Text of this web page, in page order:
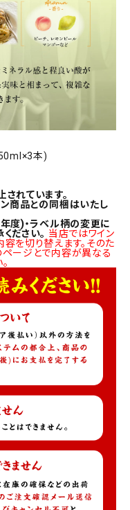
本)
れています。
商品との同梱はいたし
度)・ラベル柄の変更に
ださい。 当店ではワイン
を切り替えます。そのた
ページとで内容が異なる